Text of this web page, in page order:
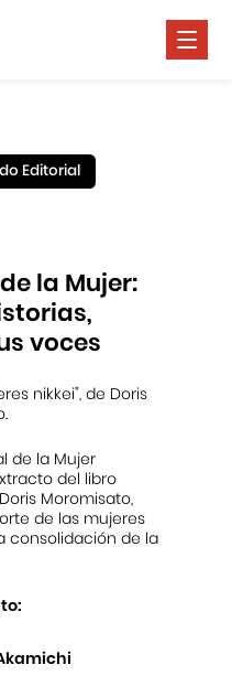
Editorial
la Mujer:
voces
nikkei", de Doris
de la Mujer
del libro
Moromisato,
de las mujeres
consolidación de la